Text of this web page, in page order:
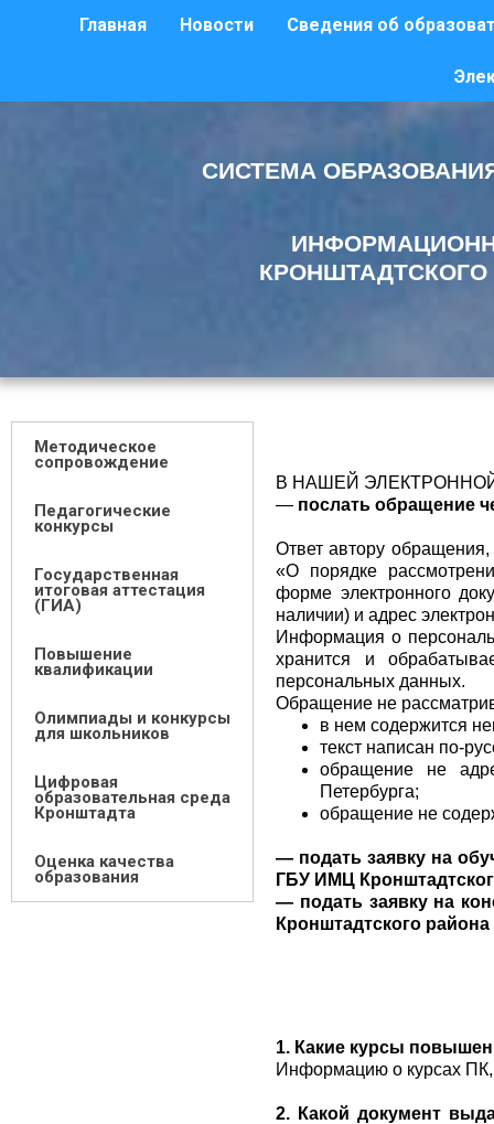
Главная Новости Сведения об
СИСТЕМА
КРОНШТАДТСКОГО
Методическое
сопровождение
Педагогические
конкурсы
Государственная
итоговая аттестация
(ГИА)
Повышение
квалификации
Олимпиады и конкурсы
для школьников
Цифровая
образовательная среда
Кронштадта
Оценка качества
образования
В НАШЕЙ
— послать обращение
Ответ автору
«О порядке
форме электронного
наличии) и адрес
Информация о
хранится и
персональных данных.
Обращение не
в нем содержится
текст написан по-
обращение не
Петербурга;
обращение не
— подать заявку на
ГБУ ИМЦ
— подать заявку на
Кронштадтского
1. Какие курсы
Информацию о курсах
2. Какой документ